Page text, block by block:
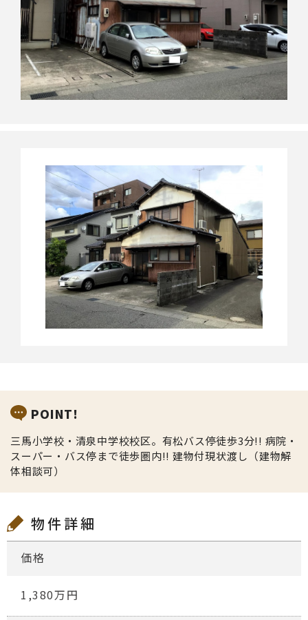
POINT!
三馬小学校・清泉中学校校区。有松バス停徒歩3分!! 病院・
スーパー・バス停まで徒歩圏内!! 建物付現状渡し（建物解
体相談可）
物件詳細
価格
1,380万円